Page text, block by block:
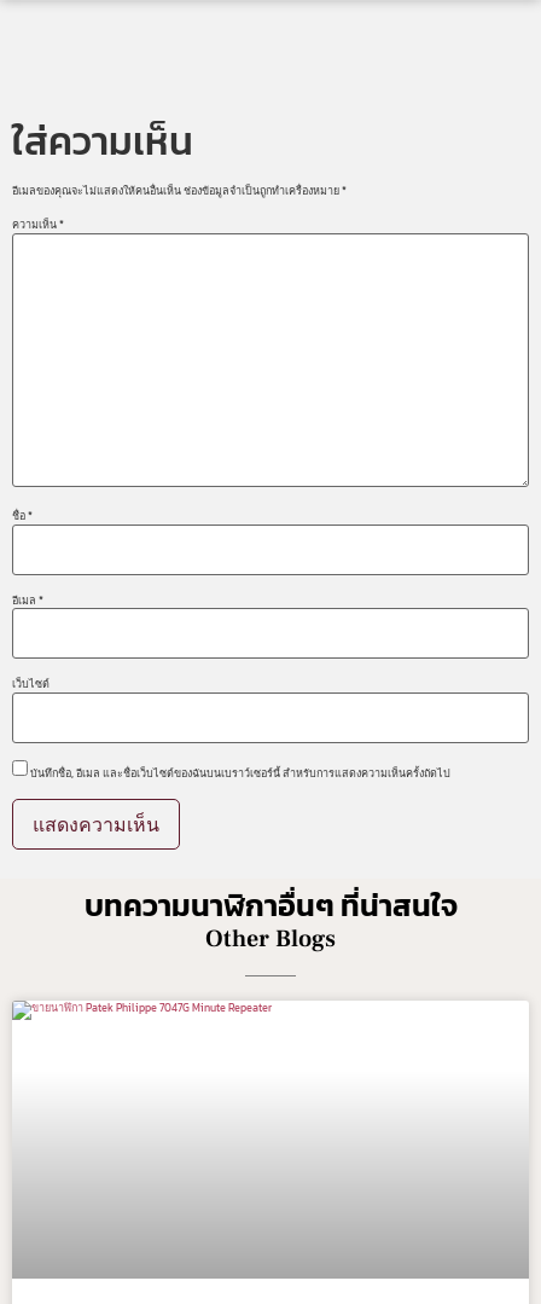
ใส่ความเห็น
อีเมลของคุณจะไม่แสดงให้คนอื่นเห็นช่องข้อมูลจำเป็นถูกทำเครื่องหมาย*
ความเห็น*
ชื่อ*
อีเมล *
เว็บไซต์
บันทึกชื่อ, อีเมล และชื่อเว็บไซต์ของฉันบนเบราว์เซอร์นี้ สำหรับการแสดงความเห็นครั้งถัดไป
บทความนาฬิกาอื่นๆ ที่น่าสนใจ
Other Blogs